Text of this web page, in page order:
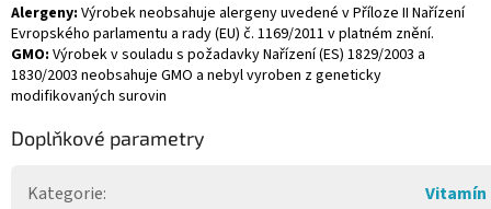
Alergeny: Výrobek neobsahuje alergeny uvedené v Příloze II Nařízení
Evropského parlamentu a rady (EU) č. 1169/2011 v platném znění.
GMO: Výrobek v souladu s požadavky Nařízení (ES) 1829/2003 a
1830/2003 neobsahuje GMO a nebyl vyroben z geneticky
modifikovaných surovin
Doplňkové parametry
Kategorie:
Vitamín